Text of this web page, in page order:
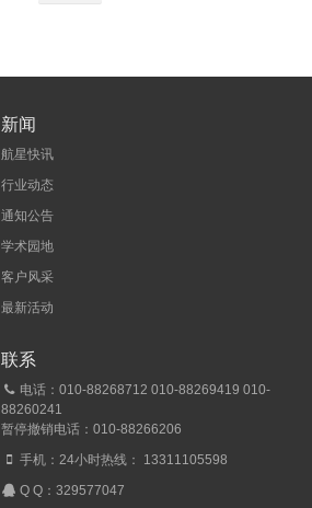
新闻
航星快讯
行业动态
通知公告
学术园地
客户风采
最新活动
联系
电话：010-88268712 010-88269419 010-
88260241
暂停撤销电话：010-88266206
手机：24小时热线： 13311105598
Q Q：329577047